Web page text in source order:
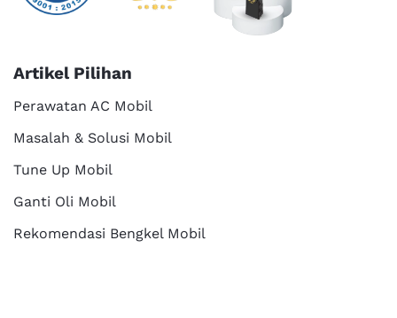
Artikel Pilihan
Perawatan AC Mobil
Masalah & Solusi Mobil
Tune Up Mobil
Ganti Oli Mobil
Rekomendasi Bengkel Mobil